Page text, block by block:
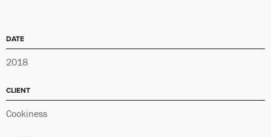
DATE
2018
CLIENT
Cookiness